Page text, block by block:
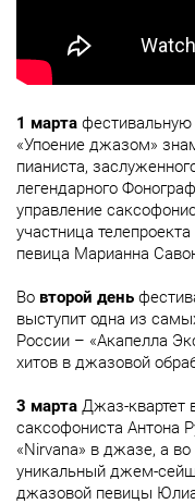
1 марта фестивальную
«Упоение джазом»
пианиста,
легендарного
управление
участница
певица Марианна
Во второй день
выступит одна из
России – «Акапелла
хитов в джазовой
3 марта Джаз-квартет
саксофониста Антона
«Nirvana» в джазе, а
уникальный джем-
джазовой певицы